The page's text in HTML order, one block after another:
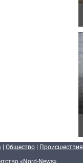
| Общество | Происшествия
«Nord-News»